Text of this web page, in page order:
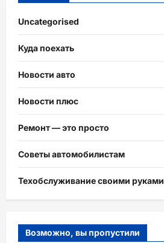
Uncategorised
Куда поехать
Новости авто
Новости плюс
Ремонт — это просто
Советы автомобилистам
Техобслуживание своими руками
Возможно, вы пропустили